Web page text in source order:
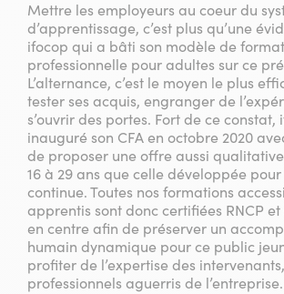
Mettre les employeurs au coeur du
d’apprentissage, c’est plus qu’une
ifocop qui a bâti son modèle de
professionnelle pour adultes sur ce
L’alternance, c’est le moyen le plus
tester ses acquis, engranger de
s’ouvrir des portes. Fort de ce constat,
inauguré son CFA en octobre 2020
de proposer une offre aussi
16 à 29 ans que celle développée
continue. Toutes nos formations
apprentis sont donc certifiées RNCP
en centre afin de préserver un
humain dynamique pour ce public
profiter de l’expertise des
professionnels aguerris de l’entreprise.